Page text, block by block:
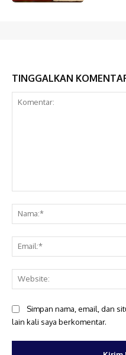
TINGGALKAN
Simpan nama, email, dan
lain kali saya berkomentar.